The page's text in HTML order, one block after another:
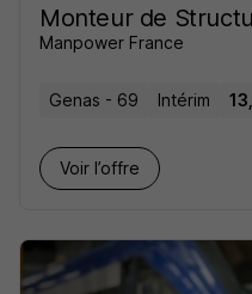
Monteur de
Manpower France
Genas - 69 Intérim
Voir l’offre